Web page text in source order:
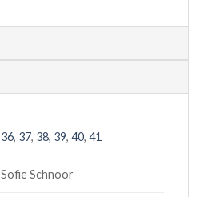
36, 37, 38, 39,40,41
Sofie Schnoor